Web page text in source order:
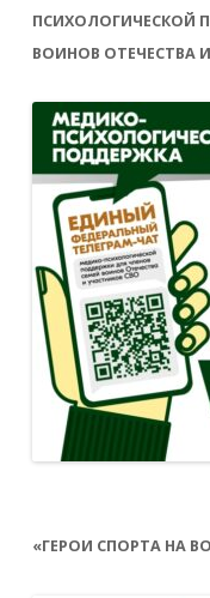
ПСИХОЛОГИЧЕСКОЙ
ВОИНОВ ОТЕЧЕСТВА
«ГЕРОИ СПОРТА НА